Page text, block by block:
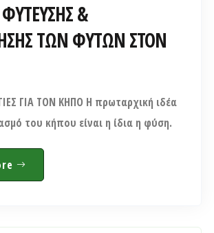
&
ΤΩΝ ΦΥΤΩΝ ΣΤΟΝ
ΓΙΑ ΤΟΝ ΚΗΠΟ Η πρωταρχική ιδέα
του κήπου είναι η ίδια η φύση.
κ.α.) στον κήπο συμβάλλει..